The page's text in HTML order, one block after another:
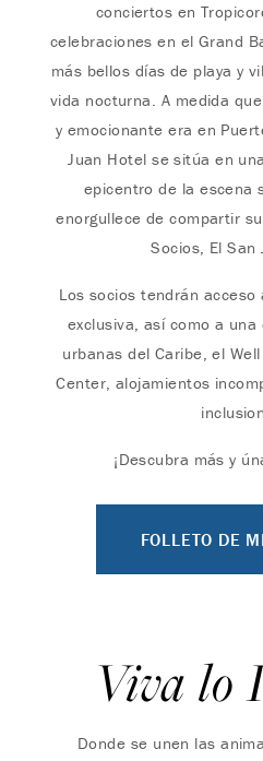
conciertos en
celebraciones en el Grand
más bellos días de playa y
vida nocturna. A medida
y emocionante era en
Juan Hotel se sitúa en
epicentro de la escena
enorgullece de compartir
Socios, El San
Los socios tendrán
exclusiva, así como a
urbanas del Caribe, el
Center, alojamientos
¡Descubra más y
FOLLETO DE
Viva lo
Donde se unen las